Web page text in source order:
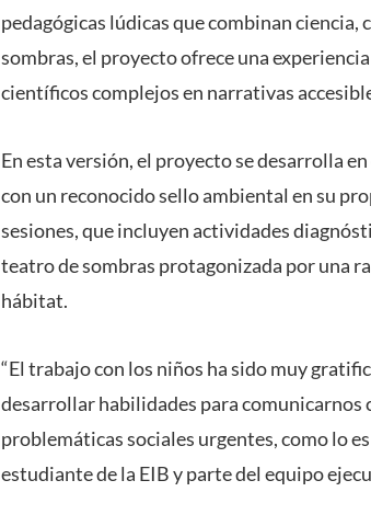
pedagógicas lúdicas que combinan
sombras, el proyecto ofrece una
científicos complejos en narrativas
En esta versión, el proyecto se desarrolla
con un reconocido sello ambiental en su
sesiones, que incluyen actividades
teatro de sombras protagonizada por una
hábitat.
“El trabajo con los niños ha sido muy
desarrollar habilidades para comunicarnos
problemáticas sociales urgentes, como lo
estudiante de la EIB y parte del equipo